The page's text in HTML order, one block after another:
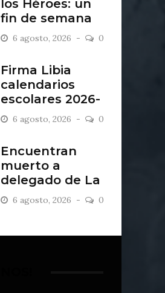
los Héroes: un
fin de semana
“Antiordinario”
en León
6 agosto, 2026 0
Firma Libia
calendarios
escolares 2026-
2027
6 agosto, 2026 0
Encuentran
muerto a
delegado de La
Sandía
6 agosto, 2026 0